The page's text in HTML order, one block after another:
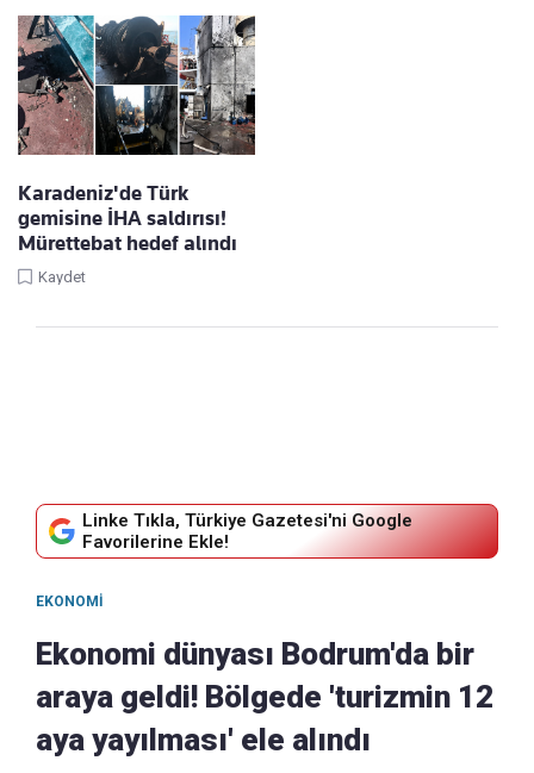
Karadeniz'de Türk
gemisine İHA saldırısı!
Mürettebat hedef alındı
Kaydet
Linke Tıkla, Türkiye Gazetesi'ni Google
Favorilerine Ekle!
EKONOMI
Ekonomi dünyası Bodrum'da bir
araya geldi! Bölgede 'turizmin 12
aya yayılması' ele alındı